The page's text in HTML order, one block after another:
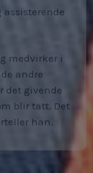
medvirker i
andre
det givende
blir tatt. Det
han.